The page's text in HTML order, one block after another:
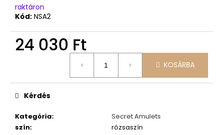
raktáron
Kód: NSA2
24 030 Ft
KOSÁRBA
Kategória:
Secret Amulets
szín:
rózsaszín
Kérdés